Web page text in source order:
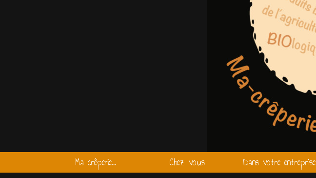
Ma crêperie… Chez vous Dans votre entreprise